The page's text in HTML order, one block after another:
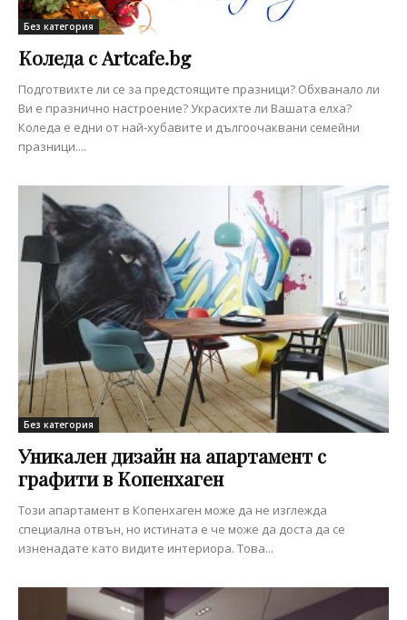
Без категория
Коледа с Artcafe.bg
Подготвихте ли се за предстоящите празници? Обхванало ли
Ви е празнично настроение? Украсихте ли Вашата елха?
Коледа е едни от най-хубавите и дългоочаквани семейни
празници....
Без категория
Уникален дизайн на апартамент с
графити в Копенхаген
Този апартамент в Копенхаген може да не изглежда
специална отвън, но истината е че може да доста да се
изненадате като видите интериора. Това...